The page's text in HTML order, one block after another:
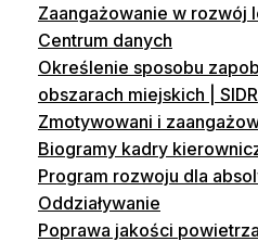
Zaangażowanie w rozwój
Centrum danych
Określenie sposobu
obszarach miejskich | SIDR
Zmotywowani i
Biogramy kadry
Program rozwoju dla
Oddziaływanie
Poprawa jakości